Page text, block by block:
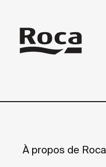
À propos de Roca